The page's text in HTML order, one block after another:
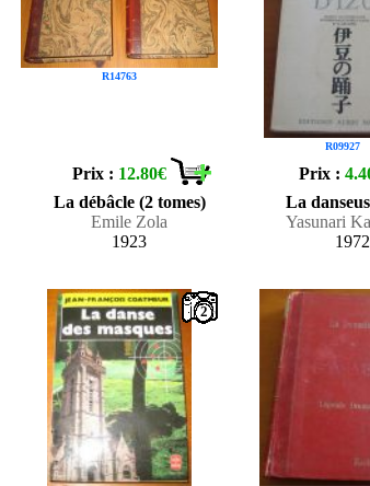
R14763
Prix : 12.80€
La débâcle (2 tomes)
Emile Zola
1923
R09927
Prix :
La
Yasunari
1972
2